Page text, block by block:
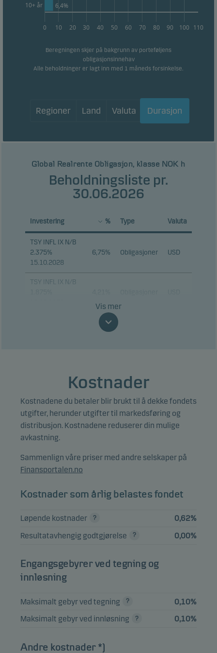
0 10 20 30 40 50 60 70 80 90 100 110
10+ år 6,4%
Beregningen skjer på bakgrunn av porteføljens
obligasjonsinnehav
Alle beholdninger er lagt inn med 1 måneds forsinkelse.
Regioner Land Valuta Durasjon
Global Realrente Obligasjon, klasse NOK h
Beholdningsliste pr.
30.06.2026
Investering % Type Valuta
TSY INFL IX N/B
2.375%
15.10.2028
6,75% Obligasjoner USD
TSY INFL IX N/B
3,86%
UNITED
KINGDOM I/L
GILT 1.125%
22.09.2035
2,69% Obligasjoner GBP
1.125%
15.10.2030
2,16% Obligasjoner USD
UNITED
22.03.2040
TSY INFL IX N/B
15.01.2033
TSY INFL IX N/B
15.07.2034
TSY INFL IX N/B
15.07.2031
Vis mer
Kostnader
Kostnadene du betaler blir brukt til å dekke fondets
utgifter, herunder utgifter til markedsføring og
distribusjon. Kostnadene reduserer din mulige
avkastning.
Sammenlign våre priser med andre selskaper på
Finansportalen.no
Kostnader som årlig belastes fondet
Løpende kostnader
0,62%
Resultatavhengig godtgjørelse
0,00%
Engangsgebyrer ved tegning og
innløsning
Maksimalt gebyr ved tegning
0,10%
Maksimalt gebyr ved innløsning
0,10%
Andre kostnader *)
informasjonskapselfanen.
Disse informasjonskapslene gjør det mulig for oss å
identifisere deg (enheten din) og profilen din for å gi
deg relevant innhold.